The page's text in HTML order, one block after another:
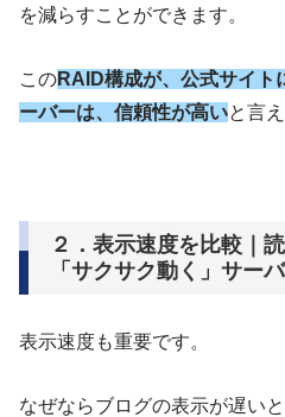
を減らすことができます。
このRAID構成が、公式サイト
ーバーは、信頼性が高いと言
２．表示速度を比較｜
「サクサク動く」サー
表示速度も重要です。
なぜならブログの表示が遅い